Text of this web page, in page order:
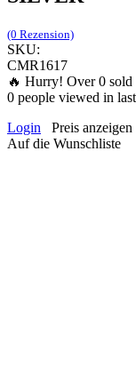
(0 Rezension)
SKU:
CMR1617
🔥 Hurry! Over0 sold
0 people viewed in
Login
Preis anzeigen
Auf die Wunschliste